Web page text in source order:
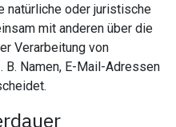
natürliche oder juristische
mit anderen über die
Verarbeitung von
Namen, E-Mail-Adressen